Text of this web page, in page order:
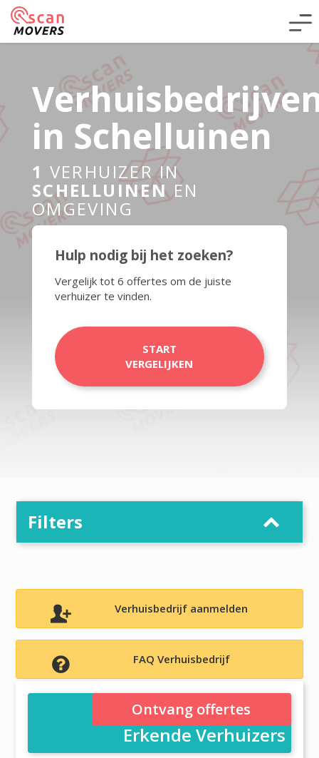
in Schelluinen
1 VERHUIZER IN
SCHELLUINEN EN
OMGEVING
Hulp nodig bij het zoeken?
Vergelijk tot 6 offertes om de juiste
verhuizer te vinden.
START
VERGELIJKEN
Filters
Verhuisbedrijf aanmelden
FAQ Verhuisbedrijf
Op Maat Verhuizingen
Erkende Verhuizers
Ontvang offertes